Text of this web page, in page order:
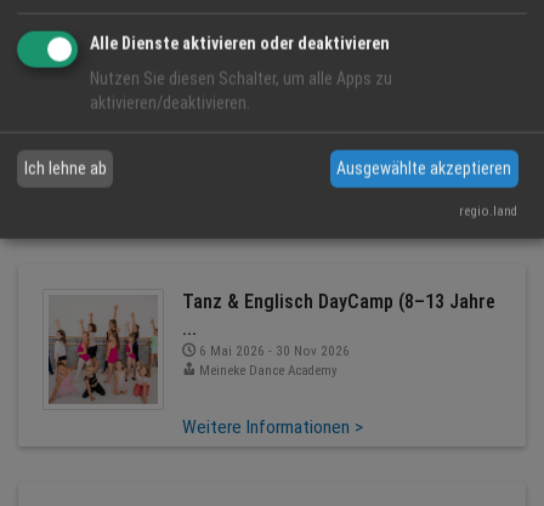
Move & Burn
1 Jul 2026 - 1 Jul 2026
Tanz & Englisch DayCamp (8–13 Jahre
...
6 Mai 2026 - 30 Nov 2026
Meineke Dance Academy
Weitere Informationen >
Alle Dienste aktivieren oder deaktivieren
Nutzen Sie diesen Schalter, um alle Apps zu
aktivieren/deaktivieren.
Ich lehne ab Ausgewählte akzeptieren
regio.land